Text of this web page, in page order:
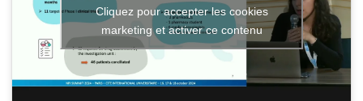
Cliquez pour accepter les cookies
marketing et activer ce contenu